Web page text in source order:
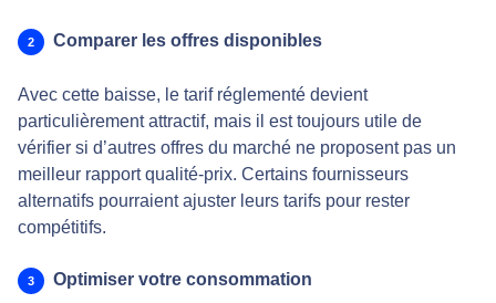
Comparer les offres disponibles
Avec cette baisse, le tarif réglementé devient
particulièrement attractif, mais il est toujours utile de
vérifier si d’autres offres du marché ne proposent pas un
meilleur rapport qualité-prix. Certains fournisseurs
alternatifs pourraient ajuster leurs tarifs pour rester
compétitifs.
Optimiser votre consommation